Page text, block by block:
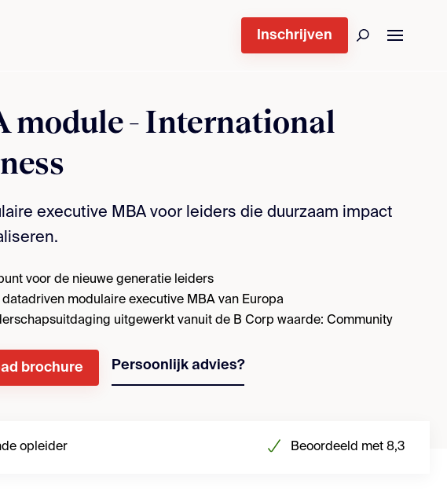
Inschrijven
module - International
executive MBA voor leiders die duurzaam impact
voor de nieuwe generatie leiders
datadriven modulaire executive MBA van Europa
uitgewerkt vanuit de B Corp waarde: Community
brochure Persoonlijk advies?
opleider Beoordeeld met 8,3